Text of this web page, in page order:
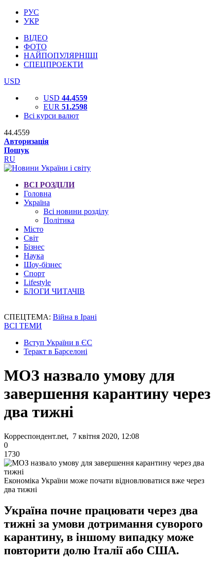
РУС
УКР
ВІДЕО
ФОТО
НАЙПОПУЛЯРНІШІ
СПЕЦПРОЕКТИ
USD
USD 44.4559
EUR 51.2598
Всі курси валют
44.4559
Авторизація
Пошук
RU
ВСІ РОЗДІЛИ
Головна
Україна
Всі новини розділу
Політика
Місто
Світ
Бізнес
Наука
Шоу-бізнес
Спорт
Lifestyle
БЛОГИ ЧИТАЧІВ
СПЕЦТЕМА: Війна в Ірані
ВСІ ТЕМИ
Вступ України в ЄС
Теракт в Барселоні
МОЗ назвало умову для
завершення карантину через
два тижні
Корреспондент.net, 7 квітня 2020, 12:08
0
1730
Економіка України може почати відновлюватися вже через
два тижні
Україна почне працювати через два
тижні за умови дотримання суворого
карантину, в іншому випадку може
повторити долю Італії або США.